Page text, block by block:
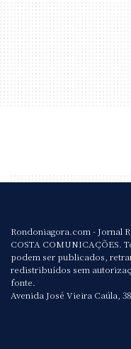
Rondoniagora.com - Jornal
COSTA COMUNICAÇÕES.
podem ser publicados,
redistribuídos sem
fonte.
Avenida José Vieira Caúla,